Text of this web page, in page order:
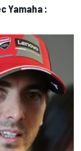
Yamaha :